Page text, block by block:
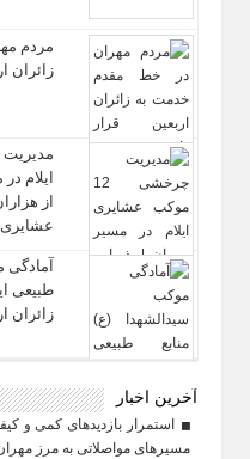
مردم
زائران
ایلام
از
عشایری
طبیعی
زائران
آخرین اخبار
استمرار بازدیدهای کمی و
مسیرهای مواصلاتی به مرز